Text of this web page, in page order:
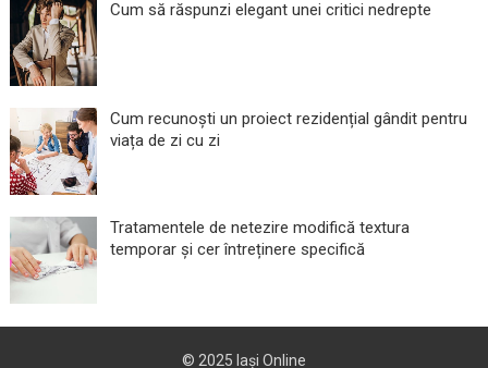
Cum să răspunzi elegant unei critici nedrepte
Cum recunoști un proiect rezidențial gândit pentru
viața de zi cu zi
Tratamentele de netezire modifică textura
temporar și cer întreținere specifică
© 2025 Iași Online